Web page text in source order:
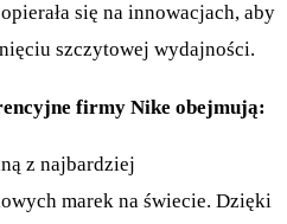
się na innowacjach, aby
szczytowej wydajności.
firmy Nike obejmują:
z najbardziej
marek na świecie. Dzięki